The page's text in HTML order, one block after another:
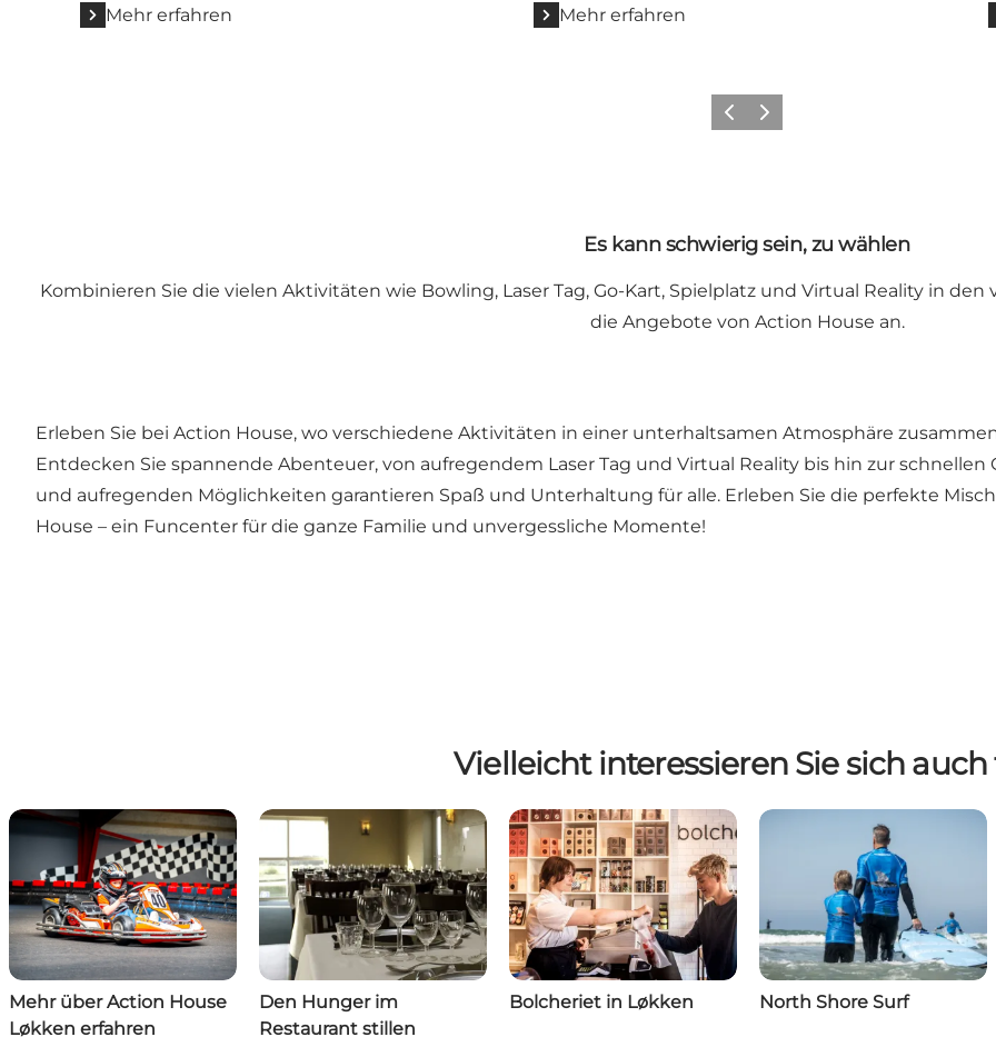
Mehr erfahren Mehr erfahren
ZurückWeiter
Es kann schwierig sein, zu wählen
Kombinieren Sie die vielen Aktivitäten wie Bowling, Laser Tag, Go-Kart, Spielplatz und Virtual Reality in
die Angebote von Action House an.
Erleben Sie bei Action House, wo verschiedene Aktivitäten in einer unterhaltsamen Atmosphäre
Entdecken Sie spannende Abenteuer, von aufregendem Laser Tag und Virtual Reality bis hin zur
und aufregenden Möglichkeiten garantieren Spaß und Unterhaltung für alle. Erleben Sie die perfekte
House – ein Funcenter für die ganze Familie und unvergessliche Momente!
Vielleicht interessieren Sie sich auch
Mehr über Action House
Løkken erfahren
Den Hunger im
Restaurant stillen
Bolcheriet in Løkken North Shore Surf